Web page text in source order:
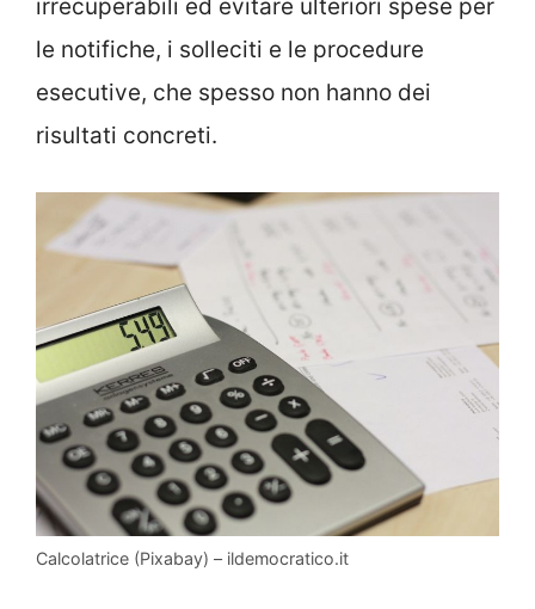
irrecuperabili ed evitare ulteriori spese per
le notifiche, i solleciti e le procedure
esecutive, che spesso non hanno dei
risultati concreti.
Calcolatrice (Pixabay) – ildemocratico.it